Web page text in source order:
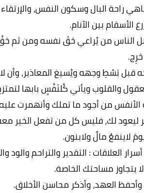
راحة البال وسكون النفس،
الأسقام بين الآنام.
الناس من يُراعي حَقَ نفسه ومن ثم حَقْ
قبل بَسْطِ وجهه ويُسيغ المعاذير، وأن
والقلوب ويأتي كُلنَفْسٍ بابها
الأنفس من أجود ما تملك وأنهمرت
ليعود لك، فليس كل من تفعل الخير
لاينفعُ مالٌ ولابنون.
العلاقات : التقدير والتراحم
يتجاوز مساحتك الخاصة.
العهد، وأذكر محاسن الأخلاق.